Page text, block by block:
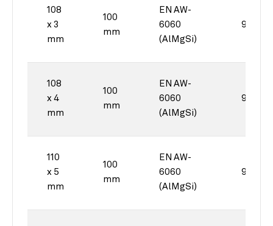
108
x 3
mm
100
mm
EN AW-
6060
(AlMgSi)
90°
108
x 4
mm
100
mm
EN AW-
6060
(AlMgSi)
90°
110
x 5
mm
100
mm
EN AW-
6060
(AlMgSi)
90°